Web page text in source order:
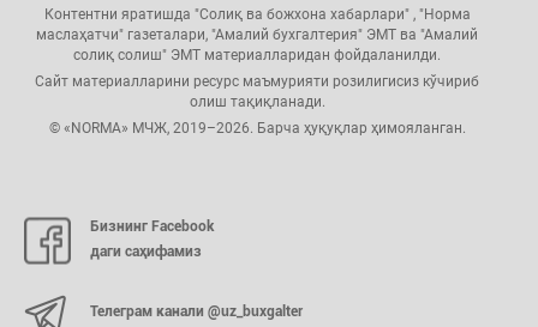
Контентни яратишда "Солиқ ва божхона хабарлари" , "Норма
маслаҳатчи" газеталари, "Амалий бухгалтерия" ЭМТ ва "Амалий
солиқ солиш" ЭМТ материалларидан фойдаланилди.
Сайт материалларини ресурс маъмурияти розилигисиз кўчириб
олиш тақиқланади.
© «NORMA» МЧЖ, 2019–2026. Барча ҳуқуқлар ҳимояланган.
Бизнинг Facebook
даги саҳифамиз
Телеграм канали @uz_buxgalter